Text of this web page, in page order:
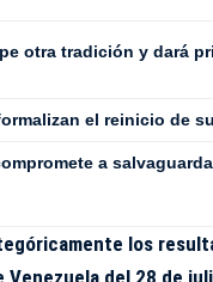
otra tradición y dará
el reinicio de
a
los
Venezuela del 28 de